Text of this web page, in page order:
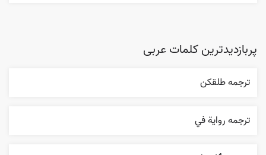
پربازدیدترین کلمات عربی
ترجمه طلقکن
ترجمه روایة في